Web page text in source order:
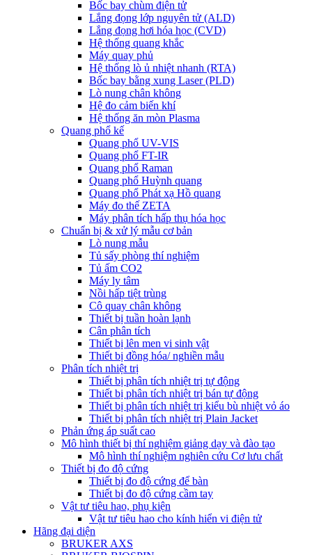
Bốc bay chùm điện tử
Lắng đọng lớp nguyên tử (ALD)
Lắng đọng hơi hóa học (CVD)
Hệ thống quang khắc
Máy quay phủ
Hệ thống lò ủ nhiệt nhanh (RTA)
Bốc bay bằng xung Laser (PLD)
Lò nung chân không
Hệ đo cảm biến khí
Hệ thống ăn mòn Plasma
Quang phổ kế
Quang phổ UV-VIS
Quang phổ FT-IR
Quang phổ Raman
Quang phổ Huỳnh quang
Quang phổ Phát xạ Hồ quang
Máy đo thế ZETA
Máy phân tích hấp thụ hóa học
Chuẩn bị & xử lý mẫu cơ bản
Lò nung mẫu
Tủ sấy phòng thí nghiệm
Tủ ấm CO2
Máy ly tâm
Nồi hấp tiệt trùng
Cô quay chân không
Thiết bị tuần hoàn lạnh
Cân phân tích
Thiết bị lên men vi sinh vật
Thiết bị đồng hóa/ nghiền mẫu
Phân tích nhiệt trị
Thiết bị phân tích nhiệt trị tự động
Thiết bị phân tích nhiệt trị bán tự động
Thiết bị phân tích nhiệt trị kiểu bù nhiệt vỏ áo
Thiết bị phân tích nhiệt trị Plain Jacket
Phản ứng áp suất cao
Mô hình thiết bị thí nghiệm giảng dạy và đào tạo
Mô hình thí nghiệm nghiên cứu Cơ lưu chất
Thiết bị đo độ cứng
Thiết bị đo độ cứng để bàn
Thiết bị đo độ cứng cầm tay
Vật tư tiêu hao, phụ kiện
Vật tư tiêu hao cho kính hiển vi điện tử
Hãng đại diện
BRUKER AXS